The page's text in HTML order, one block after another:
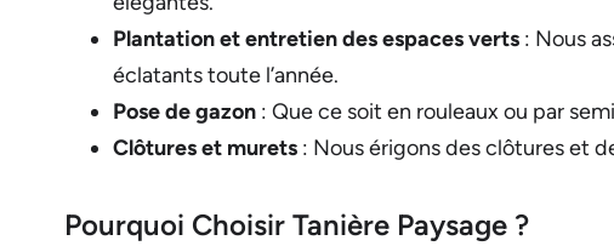
Plantation et entretien des espaces verts: Nous
éclatants toute l’année.
Pose de gazon: Que ce soit en rouleaux ou par
Clôtures et murets: Nous érigons des clôtures et
Pourquoi Choisir Tanière Paysage ?